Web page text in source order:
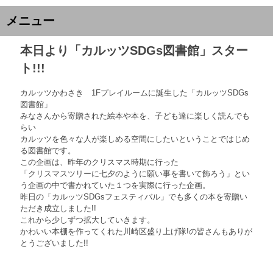
メニュー
本日より「カルッツSDGs図書館」スター
ト!!!
カルッツかわさき 1Fプレイルームに誕生した「カルッツSDGs
図書館」
みなさんから寄贈された絵本や本を、子ども達に楽しく読んでも
らい
カルッツを色々な人が楽しめる空間にしたいということではじめ
る図書館です。
この企画は、昨年のクリスマス時期に行った
「クリスマスツリーに七夕のように願い事を書いて飾ろう」とい
う企画の中で書かれていた１つを実際に行った企画。
昨日の「カルッツSDGsフェスティバル」でも多くの本を寄贈い
ただき成立しました!!
これから少しずつ拡大していきます。
かわいい本棚を作ってくれた川崎区盛り上げ隊!の皆さんもありが
とうございました!!